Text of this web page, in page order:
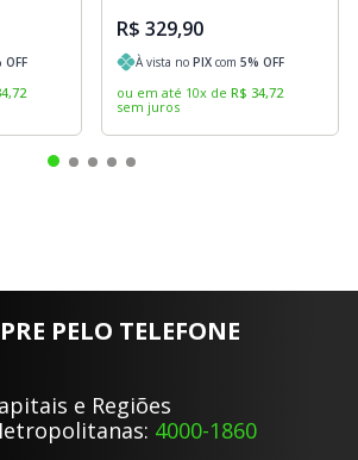
OFF
,72
R$ 329,90
À vista no PIX com 5% OFF
ou em até 10x de R$ 34,72
sem juros
PELO TELEFONE
e Regiões
4000-1860